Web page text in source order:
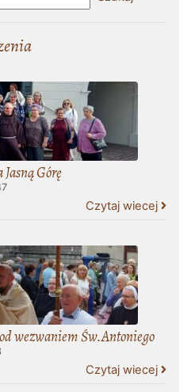
Górę
Czytaj wiecej
wezwaniem Św.Antoniego
Czytaj wiecej